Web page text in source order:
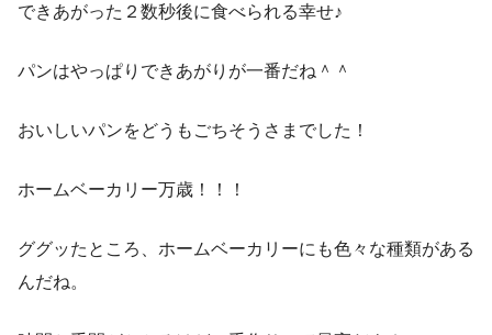
できあがった２数秒後に食べられる幸せ♪
パンはやっぱりできあがりが一番だね＾＾
おいしいパンをどうもごちそうさまでした！
ホームベーカリー万歳！！！
ググッたところ、ホームベーカリーにも色々な種類がある
んだね。